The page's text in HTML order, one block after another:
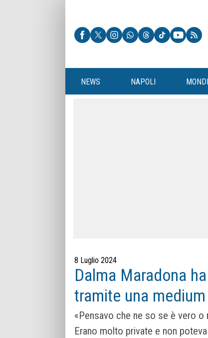
NEWS NAPOLI
8 Luglio 2024
Dalma Maradona
tramite una medium
«Pensavo che ne so se è vero
Erano molto private ​​e non